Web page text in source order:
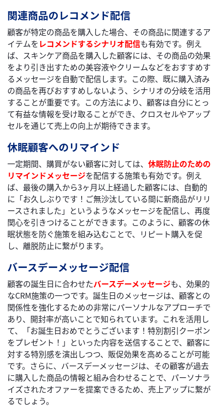
関連商品のレコメンド配信
顧客が特定の商品を購入した場合、その商品に関連するア
イテムを レコメンドするシナリオ配信も有効です。例え
ば、スキンケア商品を購入した顧客には、その商品の効果
をより引き出すための美容液やクリームなどをおすすめす
るメッセージを自動で配信します。この際、既に購入済み
の商品を再びおすすめしないよう、シナリオの分岐を活用
することが重要です。この方法により、顧客は自分にとっ
て有益な情報を受け取ることができ、クロスセルやアップ
セルを通じて売上の向上が期待できます。
休眠顧客へのリマインド
一定期間、購買がない顧客に対しては、 休眠防止のための
リマインドメッセージを配信する施策も有効です。例え
ば、最後の購入から3ヶ月以上経過した顧客には、自動的
に「お久しぶりです！ご無沙汰している間に新商品がリリ
ースされました」というようなメッセージを配信し、再度
関心を引きつけることができます。このように、顧客の休
眠状態を防ぐ施策を組み込むことで、リピート購入を促
し、離脱防止に繋がります。
バースデーメッセージ配信
顧客の誕生日に合わせたバースデーメッセージも、効果的
なCRM施策の一つです。誕生日のメッセージは、顧客との
関係性を強化するための非常にパーソナルなアプローチで
あり、開封率が高いことで知られています。これを活用し
て、「お誕生日おめでとうございます！特別割引クーポン
をプレゼント！」といった内容を送信することで、顧客に
対する特別感を演出しつつ、販促効果を高めることが可能
です。さらに、バースデーメッセージは、その顧客が過去
に購入した商品の情報と組み合わせることで、パーソナラ
イズされたオファーを提案できるため、売上アップに繋が
るでしょう。